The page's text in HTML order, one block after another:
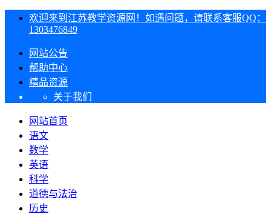
欢迎来到江苏教学资源网！如遇问题，请联系客服QQ：
1303476849
网站公告
帮助中心
精品资源
关于我们
网站首页
语文
数学
英语
科学
道德与法治
历史